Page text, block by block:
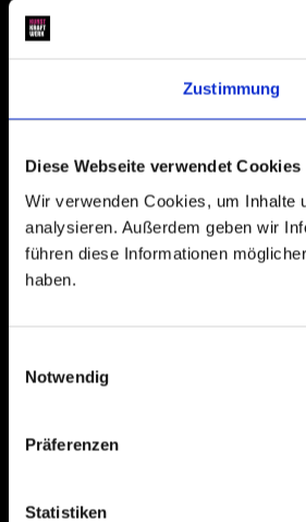
Zustimmung
Diese Webseite verwendet Cookies
Wir verwenden Cookies, um Inhalte
analysieren. Außerdem geben wir
führen diese Informationen
haben.
Notwendig
Präferenzen
Statistiken